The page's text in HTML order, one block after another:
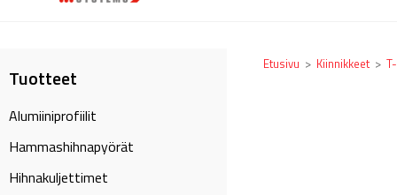
Tuotteet
Alumiiniprofiilit
Hammashihnapyörät
Hihnakuljettimet
Etusivu > Kiinnikkeet >